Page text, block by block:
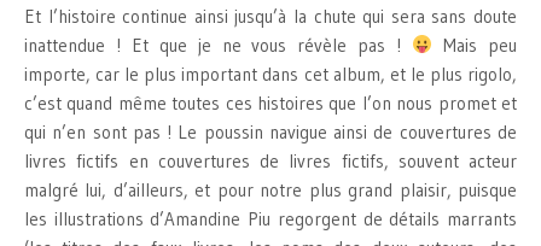
Et l’histoire continue ainsi jusqu’à la chute qui sera sans doute
inattendue ! Et que je ne vous révèle pas !
Mais peu
importe, car le plus important dans cet album, et le plus rigolo,
c’est quand même toutes ces histoires que l’on nous promet et
qui n’en sont pas ! Le poussin navigue ainsi de couvertures de
livres fictifs en couvertures de livres fictifs, souvent acteur
malgré lui, d’ailleurs, et pour notre plus grand plaisir, puisque
les illustrations d’Amandine Piu regorgent de détails marrants